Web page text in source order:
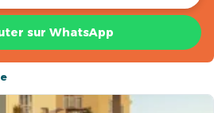
sur WhatsApp